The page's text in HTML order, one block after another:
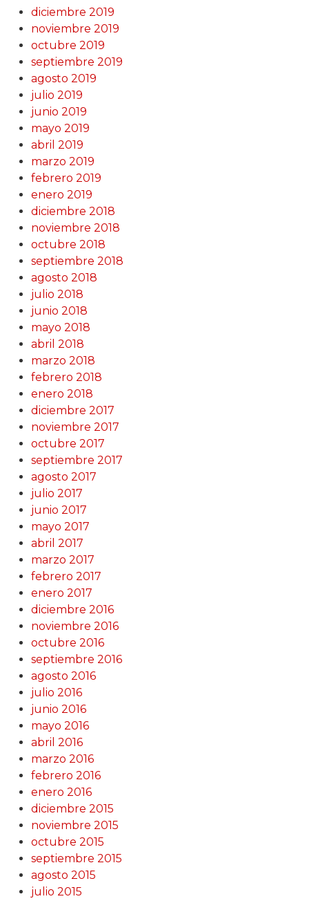
diciembre 2019
noviembre 2019
octubre 2019
septiembre 2019
agosto 2019
julio 2019
junio 2019
mayo 2019
abril 2019
marzo 2019
febrero 2019
enero 2019
diciembre 2018
noviembre 2018
octubre 2018
septiembre 2018
agosto 2018
julio 2018
junio 2018
mayo 2018
abril 2018
marzo 2018
febrero 2018
enero 2018
diciembre 2017
noviembre 2017
octubre 2017
septiembre 2017
agosto 2017
julio 2017
junio 2017
mayo 2017
abril 2017
marzo 2017
febrero 2017
enero 2017
diciembre 2016
noviembre 2016
octubre 2016
septiembre 2016
agosto 2016
julio 2016
junio 2016
mayo 2016
abril 2016
marzo 2016
febrero 2016
enero 2016
diciembre 2015
noviembre 2015
octubre 2015
septiembre 2015
agosto 2015
julio 2015